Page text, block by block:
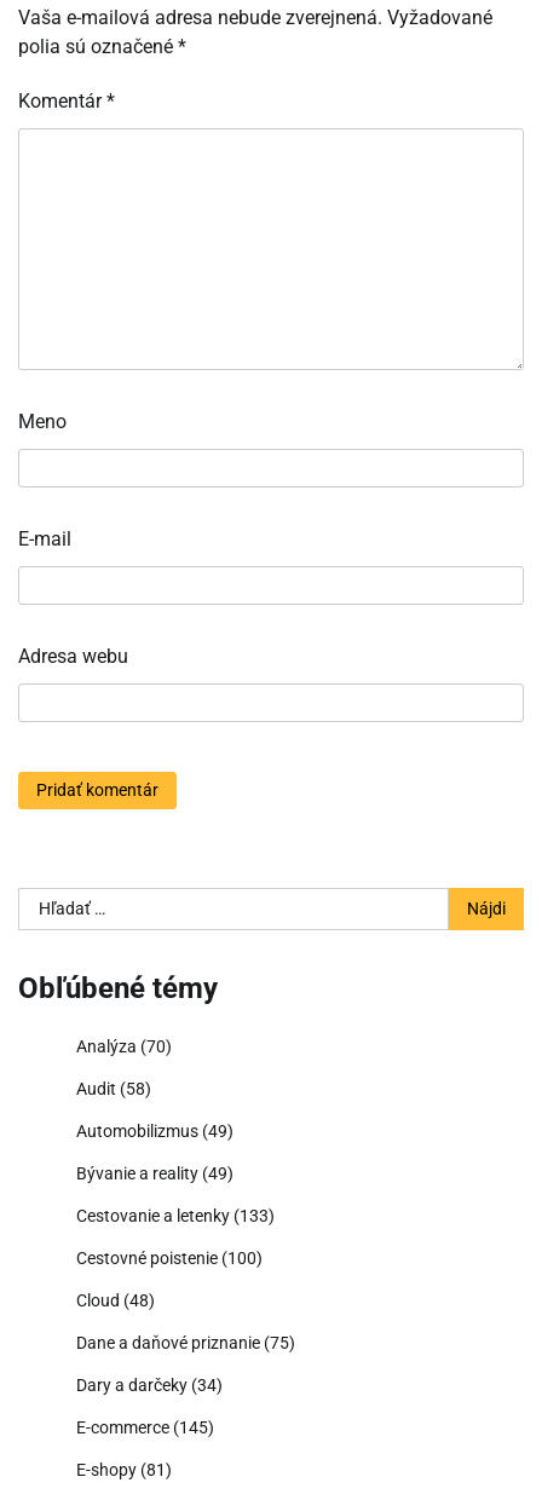
Vaša e-mailová adresa nebude zverejnená. Vyžadované
polia sú označené *
Komentár*
Meno
E-mail
Adresa webu
Hľadať:
Obľúbené témy
Analýza (70)
Audit (58)
Automobilizmus (49)
Bývanie a reality (49)
Cestovanie a letenky (133)
Cestovné poistenie (100)
Cloud (48)
Dane a daňové priznanie (75)
Dary a darčeky (34)
E-commerce (145)
E-shopy (81)